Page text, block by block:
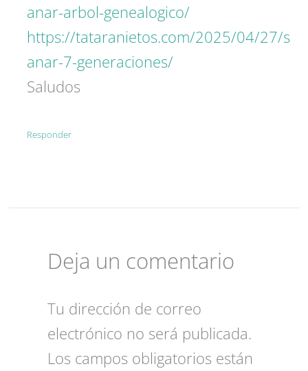
anar-arbol-genealogico/
https://tataranietos.com/2025/04/27/s
anar-7-generaciones/
Saludos
Responder
Deja un comentario
Tu dirección de correo
electrónico no será publicada.
Los campos obligatorios están